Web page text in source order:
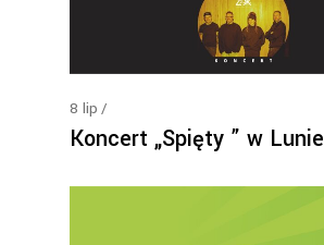
8 lip
Koncert „Spięty ” w Lunie